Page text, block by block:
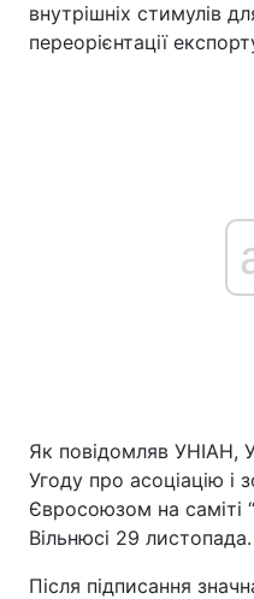
внутрішніх стимулів
переорієнтації
Як повідомляв УНІАН,
Угоду про асоціацію і
Євросоюзом на саміті
Вільнюсі 29 листопада.
Після підписання